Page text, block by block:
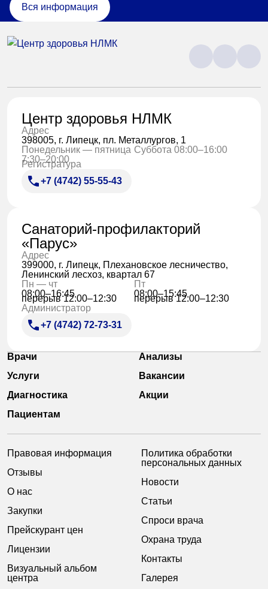
Вся информация
Центр здоровья НЛМК
Адрес
398005, г. Липецк, пл. Металлургов, 1
Понедельник — пятница
7:30–20:00
Суббота 08:00–16:00
Регистратура
+7 (4742) 55-55-43
Санаторий-профилакторий
«Парус»
Адрес
399000, г. Липецк, Плехановское лесничество,
Ленинский лесхоз, квартал 67
Пн — чт
08:00–16:45
перерыв 12:00–12:30
Пт
08:00–15:45
перерыв 12:00–12:30
Администратор
+7 (4742) 72-73-31
Врачи
Анализы
Услуги
Вакансии
Диагностика
Акции
Пациентам
Правовая информация
Отзывы
О нас
Закупки
Прейскурант цен
Лицензии
Визуальный альбом
центра
Политика обработки
персональных данных
Новости
Статьи
Спроси врача
Охрана труда
Контакты
Галерея